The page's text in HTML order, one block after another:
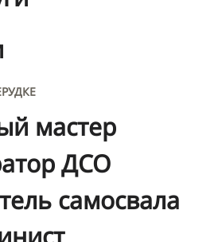
мастер
ДСО
самосвала